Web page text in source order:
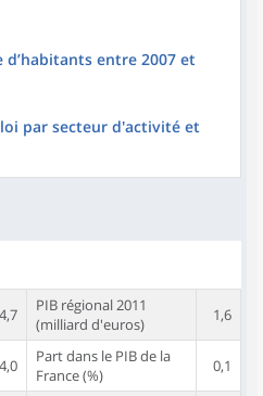
entre 2007 et
par secteur d'activité et
PIB régional 2011
(milliard d'euros)
1,6
Part dans le PIB de la
France (%)
0,1